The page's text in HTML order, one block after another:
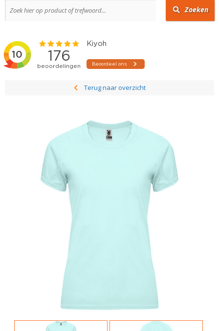
Zoeken
Terug naar overzicht